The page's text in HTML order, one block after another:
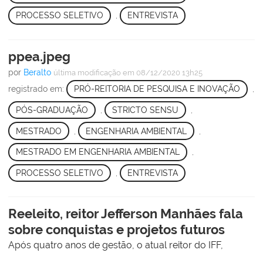
PROCESSO SELETIVO , ENTREVISTA
ppea.jpeg
por Beralto última modificação em 08/12/2020 13h25
registrado em: PRÓ-REITORIA DE PESQUISA E INOVAÇÃO
PÓS-GRADUAÇÃO STRICTO SENSU
MESTRADO ENGENHARIA AMBIENTAL
MESTRADO EM ENGENHARIA AMBIENTAL ,
PROCESSO SELETIVO ENTREVISTA
Reeleito, reitor Jefferson Manhães fala
sobre conquistas e projetos futuros
Após quatro anos de gestão, o atual reitor do IFF,